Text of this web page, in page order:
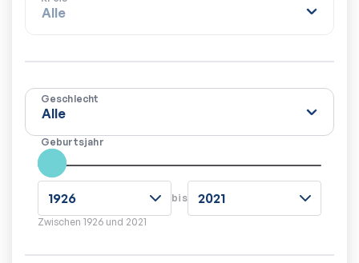
Geschlecht
Geburtsjahr
bis
Zwischen 1926 und 2021